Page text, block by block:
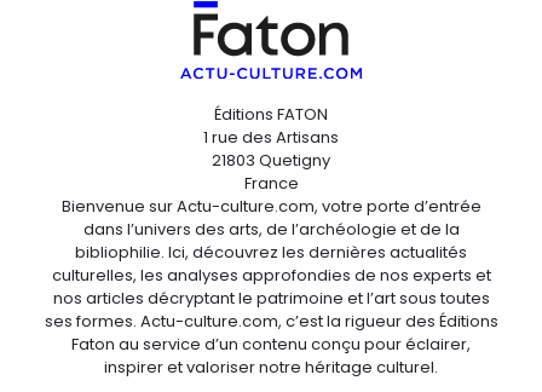
Éditions FATON
1 rue des Artisans
21803 Quetigny
France
Bienvenue sur Actu-culture.com, votre porte d’entrée
dans l’univers des arts, de l’archéologie et de la
bibliophilie. Ici, découvrez les dernières actualités
culturelles, les analyses approfondies de nos experts et
nos articles décryptant le patrimoine et l’art sous toutes
ses formes. Actu-culture.com, c’est la rigueur des Éditions
Faton au service d’un contenu conçu pour éclairer,
inspirer et valoriser notre héritage culturel.